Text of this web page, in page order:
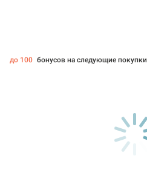
до 100 бонусов на следующие покупки